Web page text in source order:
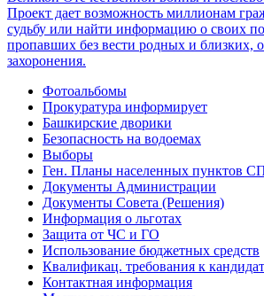
Фотоальбомы
Прокуратура информирует
Башкирские дворики
Безопасность на водоемах
Выборы
Ген. Планы населенных пунктов
Документы Администрации
Документы Совета (Решения)
Информация о льготах
Защита от ЧС и ГО
Использование бюджетных средств
Квалификац. требования к
Контактная информация